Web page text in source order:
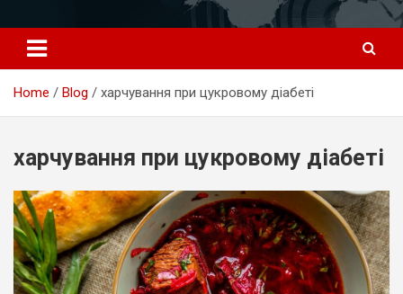
к
содержимому
Home Blog харчування при цукровому діабеті
харчування при цукровому діабеті